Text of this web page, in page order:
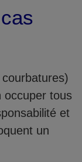
occuper tous
et
un